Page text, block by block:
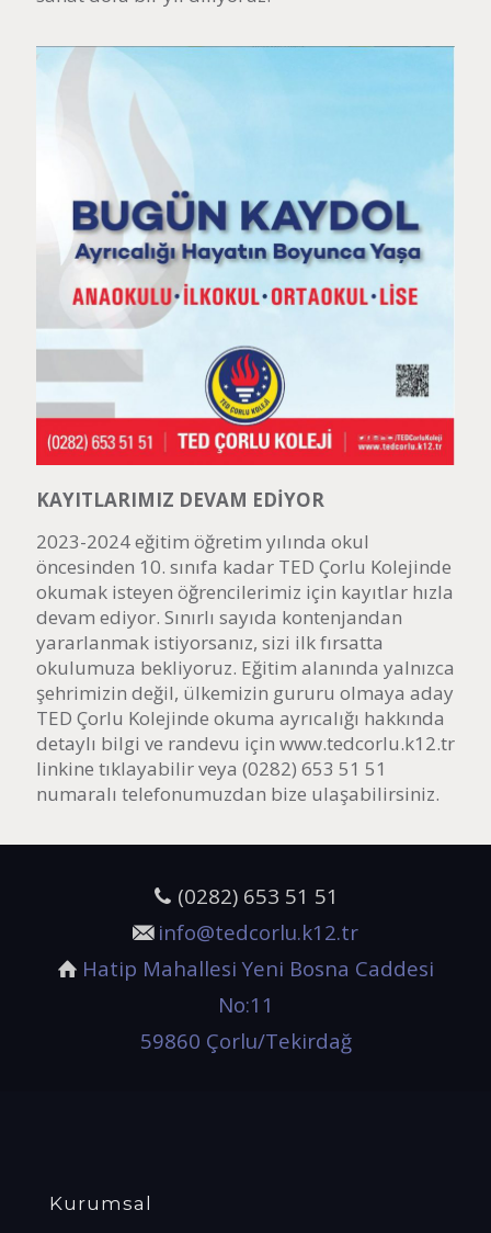
KAYITLARIMIZ DEVAM EDİYOR
2023-2024 eğitim öğretim yılında okul
öncesinden 10. sınıfa kadar TED Çorlu Kolejinde
okumak isteyen öğrencilerimiz için kayıtlar hızla
devam ediyor. Sınırlı sayıda kontenjandan
yararlanmak istiyorsanız, sizi ilk fırsatta
okulumuza bekliyoruz. Eğitim alanında yalnızca
şehrimizin değil, ülkemizin gururu olmaya aday
TED Çorlu Kolejinde okuma ayrıcalığı hakkında
detaylı bilgi ve randevu için www.tedcorlu.k12.tr
linkine tıklayabilir veya (0282) 653 51 51
numaralı telefonumuzdan bize ulaşabilirsiniz.
(0282) 653 51 51
info@tedcorlu.k12.tr
Hatip Mahallesi Yeni Bosna Caddesi
No:11
59860 Çorlu/Tekirdağ
Kurumsal